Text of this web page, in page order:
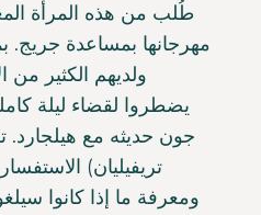
طُلب من هذه المرأة
مهرجانها بمساعدة جريج.
ولديهم الكثير من
يضطروا لقضاء ليلة
جون حديثه مع
تريفيليان)
ومعرفة ما إذا كانوا